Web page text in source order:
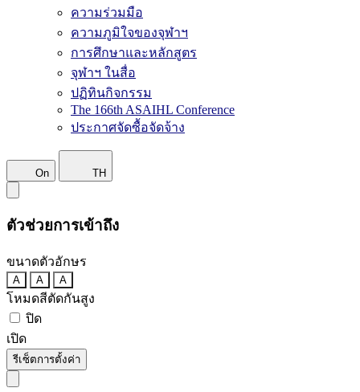
ความร่วมมือ
ความภูมิใจของจุฬาฯ
การศึกษาและหลักสูตร
จุฬาฯ ในสื่อ
ปฏิทินกิจกรรม
The 166th ASAIHL Conference
ประกาศจัดซื้อจัดจ้าง
On TH
ตัวช่วยการเข้าถึง
ขนาดตัวอักษร
A A A
โหมดสีตัดกันสูง
ปิด
เปิด
รีเซ็ตการตั้งค่า